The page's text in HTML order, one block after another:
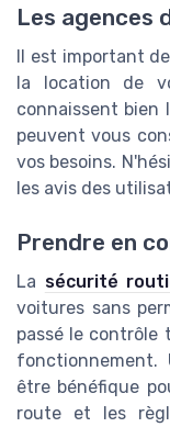
Les agences
Il est important
la location de
connaissent bien
peuvent vous
vos besoins.
les avis des
Prendre en
La sécurité
voitures sans
passé le
être bénéfique
route et les